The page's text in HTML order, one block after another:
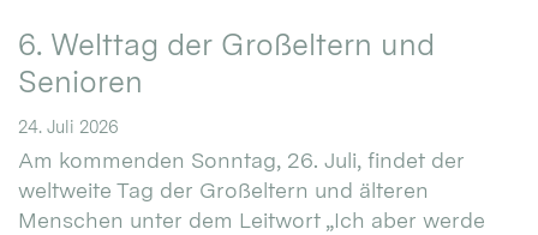
6. Welttag der Großeltern und
Senioren
24. Juli 2026
Am kommenden Sonntag, 26. Juli, findet der
weltweite Tag der Großeltern und älteren
Menschen unter dem Leitwort „Ich aber werde